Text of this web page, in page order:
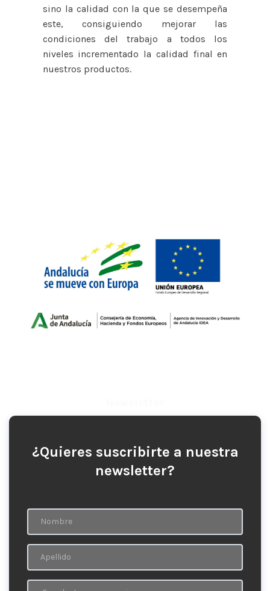
sino la calidad con la que se desempeña
este, consiguiendo mejorar las
condiciones del trabajo a todos los
niveles incrementado la calidad final en
nuestros productos.
¿Quieres suscribirte a nuestra
newsletter?